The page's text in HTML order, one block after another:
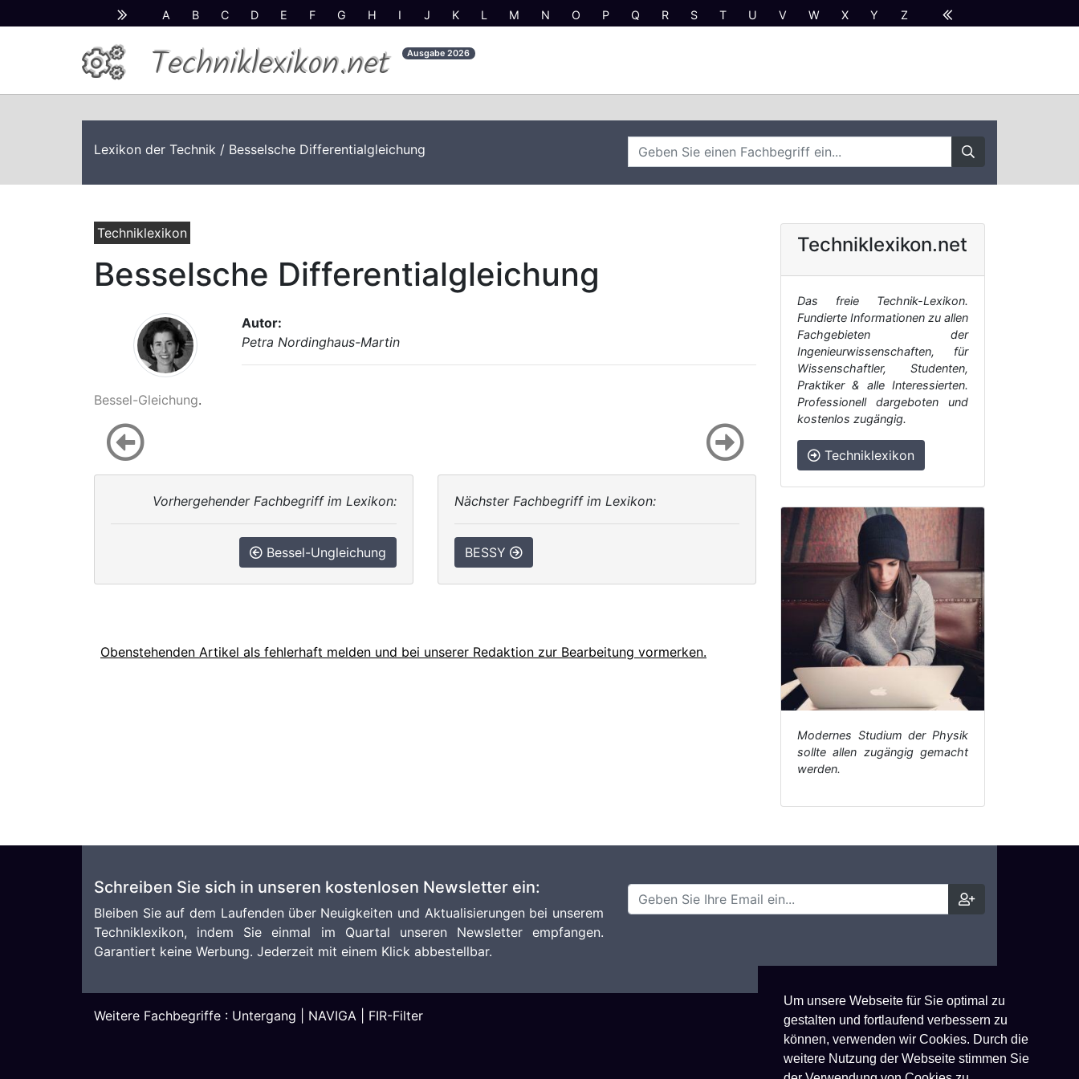
Um unsere Webseite für Sie optimal zu
gestalten und fortlaufend verbessern zu
können, verwenden wir Cookies. Durch die
weitere Nutzung der Webseite stimmen Sie
A B C D E F G H I J K L M N O P Q R S T U V W X Y Z
Techniklexikon.net Ausgabe2026
Lexikon der Technik / Besselsche Differentialgleichung
Techniklexikon
Besselsche Differentialgleichung
Autor:
Petra Nordinghaus-Martin
Bessel-Gleichung.
Vorhergehender Fachbegriff im Lexikon:
Bessel-Ungleichung
Nächster Fachbegriff im Lexikon:
BESSY
Obenstehenden Artikel als fehlerhaft melden und bei unserer Redaktion zur Bearbeitung vormerken.
Techniklexikon.net
Das freie Technik-Lexikon.
Fundierte Informationen zu allen
Fachgebieten der
Ingenieurwissenschaften, für
Wissenschaftler, Studenten,
Praktiker & alle Interessierten.
Professionell dargeboten und
kostenlos zugängig.
Techniklexikon
Modernes Studium der Physik
sollte allen zugängig gemacht
werden.
Schreiben Sie sich in unseren kostenlosen Newsletter ein:
Bleiben Sie auf dem Laufenden über Neuigkeiten und Aktualisierungen bei unserem
Techniklexikon, indem Sie einmal im Quartal unseren Newsletter empfangen.
Garantiert keine Werbung. Jederzeit mit einem Klick abbestellbar.
Weitere Fachbegriffe : Untergang NAVIGA FIR-Filter